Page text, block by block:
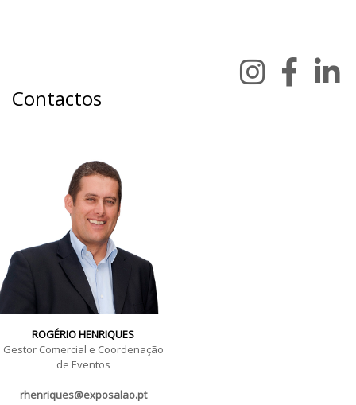
Contactos
ROGÉRIO HENRIQUES
Gestor Comercial e Coordenação
de Eventos
rhenriques@exposalao.pt